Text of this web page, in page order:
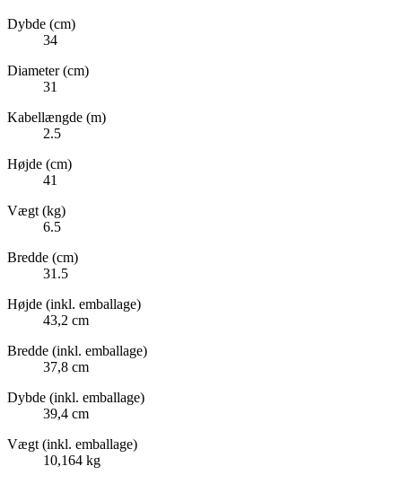
Dybde (cm)
34
Diameter (cm)
31
Kabellængde (m)
2.5
Højde (cm)
41
Vægt (kg)
6.5
Bredde (cm)
31.5
Højde (inkl. emballage)
43,2 cm
Bredde (inkl. emballage)
37,8 cm
Dybde (inkl. emballage)
39,4 cm
Vægt (inkl. emballage)
10,164 kg